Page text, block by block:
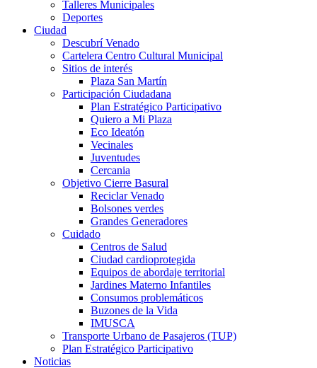
Talleres Municipales
Deportes
Ciudad
Descubrí Venado
Cartelera Centro Cultural Municipal
Sitios de interés
Plaza San Martín
Participación Ciudadana
Plan Estratégico Participativo
Quiero a Mi Plaza
Eco Ideatón
Vecinales
Juventudes
Cercania
Objetivo Cierre Basural
Reciclar Venado
Bolsones verdes
Grandes Generadores
Cuidado
Centros de Salud
Ciudad cardioprotegida
Equipos de abordaje territorial
Jardines Materno Infantiles
Consumos problemáticos
Buzones de la Vida
IMUSCA
Transporte Urbano de Pasajeros (TUP)
Plan Estratégico Participativo
Noticias